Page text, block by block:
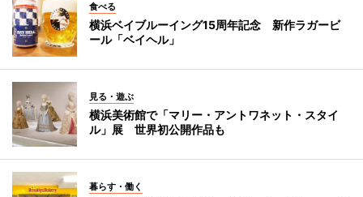
食べる
横浜ベイブルーイング15周年記念 新作ラガービ
ール「ベイヘル」
見る・遊ぶ
横浜美術館で「マリー・アントワネット・スタイ
ル」展 世界初公開作品も
暮らす・働く